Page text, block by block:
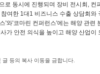
로 동시에 진행되며 장비 전시회, 컨
여한 1대1 비즈니스 수출 상담회
'와'코마린 컨퍼런스'에는 해양 관
가 안전 의식을 높이고 해양 산업
등의 복사 이동을 금합니다.